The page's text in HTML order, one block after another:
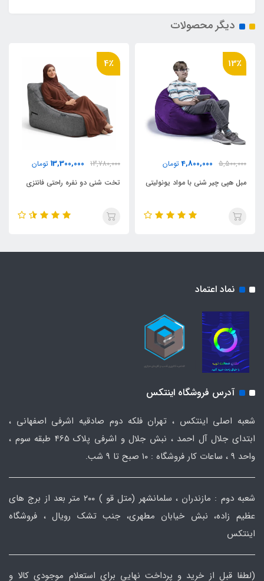
دیگر محصولات
13٪
5,500,000
4,800,000 تومان
مبل هپی چیر شنی با مواد یونولیتی
4٪
13,780,000
13,300,000 تومان
تخت شنی دو نفره راحتی فانتزی
نماد اعتماد
آدرس فروشگاه اینتکس
شعبه اصلی اینتکس ، تهران فلکه دوم صادقیه اشرفی اصفهانی ،
ابتدای جلال آل احمد ، نبش جلال و اشرفی پلاک 465 طبقه سوم ،
واحد ۹ ، ساعات کار فروشگاه : ۱۰ صبح تا ۹ شب.
شعبه دوم : مازندران ، سلمانشهر (متل قو ) ۲۰۰ متر بعد از برج های
عظیم زاده، نبش خیابان مطهری، جنب تشک رویال ، فروشگاه
اینتکس
(لطفا قبل از خرید و پرداخت نهایی برای استعلام موجودی کالا و